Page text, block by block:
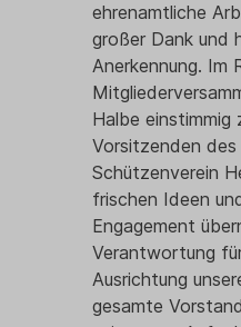
ehrenamtliche
großer Dank und
Anerkennung. Im
Halbe einstimmig
Vorsitzenden
Schützenverein
frischen Ideen
Engagement
Verantwortung
Ausrichtung
gesamte